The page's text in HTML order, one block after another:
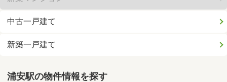
中古一戸建て
新築一戸建て
浦安駅の物件情報を探す